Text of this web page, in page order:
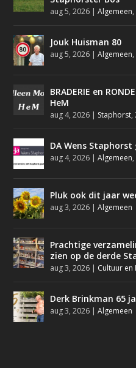
aug 5, 2026 |Algemeen,
Jouk Huisman 80
aug 5, 2026 |Algemeen,
BRADERIE en
HeM
aug 4, 2026 | Staphorst,
DA Wens
aug 4, 2026 |Algemeen,
Pluk ook dit jaar
aug 3, 2026 |Algemeen
Prachtige
zien op de derde
aug 3, 2026 | Cultuur en
Derk Brinkman 65
aug 3, 2026 |Algemeen